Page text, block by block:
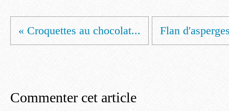
« Croquettes au chocolat... Flan
Commenter cet article